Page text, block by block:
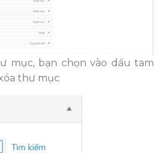
mục, bạn chọn vào dấu tam
thư mục